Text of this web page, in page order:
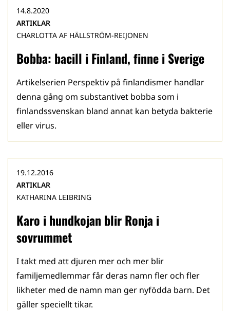
Bobba: bacill i Finland, finne i Sverige
14.8.2020
ARTIKLAR
CHARLOTTA AF HÄLLSTRÖM-REIJONEN
Artikelserien Perspektiv på finlandismer handlar
denna gång om substantivet bobba som i
finlandssvenskan bland annat kan betyda bakterie
eller virus.
Karo i hundkojan blir Ronja i
sovrummet
19.12.2016
ARTIKLAR
KATHARINA LEIBRING
I takt med att djuren mer och mer blir
familjemedlemmar får deras namn fler och fler
likheter med de namn man ger nyfödda barn. Det
gäller speciellt tikar.